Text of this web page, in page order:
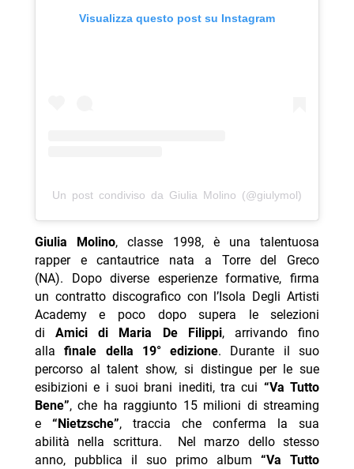
Visualizza questo post su Instagram
Un post condiviso da Giulia Molino (@giulymol)
Giulia Molino, classe 1998, è una talentuosa
rapper e cantautrice nata a Torre del Greco
(NA). Dopo diverse esperienze formative, firma
un contratto discografico con l’Isola Degli Artisti
Academy e poco dopo supera le selezioni
diAmici di Maria De Filippi, arrivando fino
allafinale della 19° edizione. Durante il suo
percorso al talent show, si distingue per le sue
esibizioni e i suoi brani inediti, tra cui “Va Tutto
Bene”, che ha raggiunto 15 milioni di streaming
e “Nietzsche”, traccia che conferma la sua
abilità nella scrittura. Nel marzo dello stesso
anno, pubblica il suo primo album“Va Tutto